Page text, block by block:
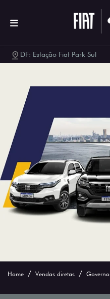
DF: Estação Fiat Park Sul
Home Vendas diretas Governo